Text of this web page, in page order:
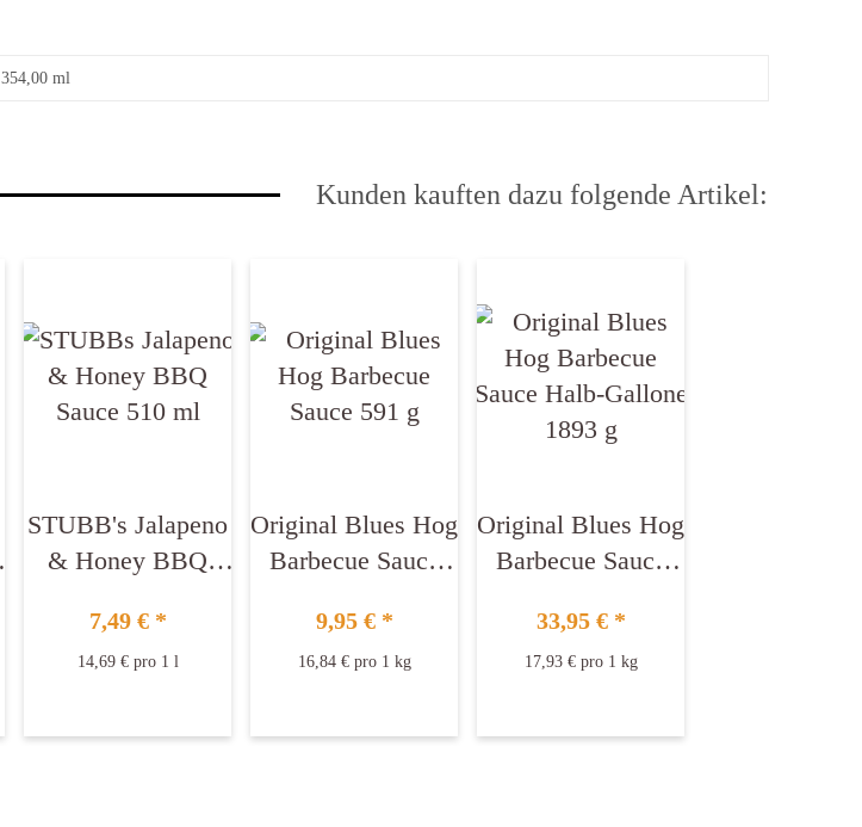
354,00 ml
Kunden kauften dazu folgende Artikel:
STUBB's Jalapeno
& Honey BBQ
7,49 € *
14,69 € pro 1 l
Original Blues Hog
Barbecue Sauce
9,95 € *
16,84 € pro 1 kg
Original Blues Hog
Barbecue Sauce
g
33,95 € *
17,93 € pro 1 kg